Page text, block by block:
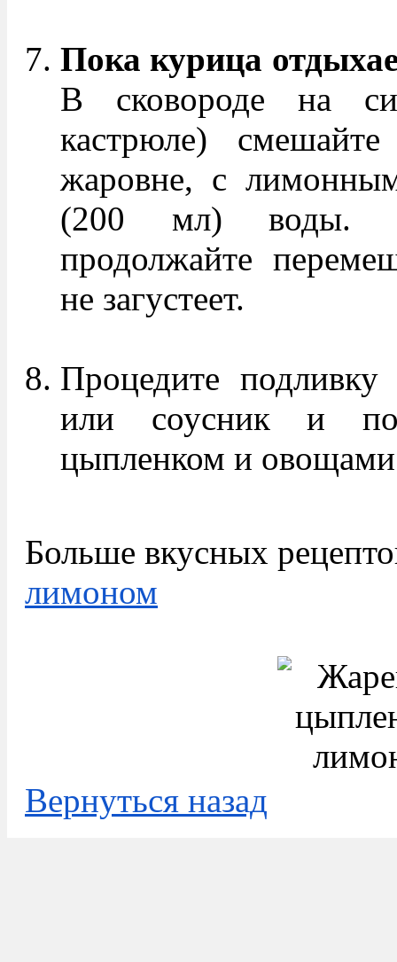
Пока курица
В сковороде на
кастрюле)
жаровне, с
(200 мл) воды.
продолжайте
не загустеет.
Процедите
или соусник и
цыпленком и
Больше вкусных
лимоном
Вернуться назад